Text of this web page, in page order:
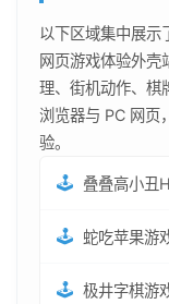
以下区域集中展示
网页游戏体验外壳
理、街机动作、棋
浏览器与 PC 网页
验。
🕹️
🕹️
🕹️